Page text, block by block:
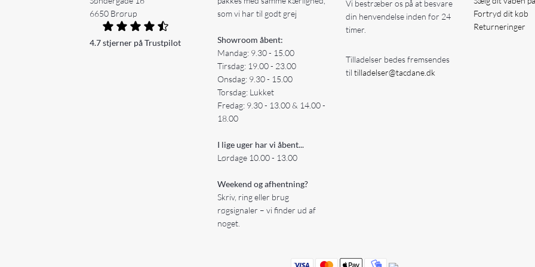
6650 Brørup
4.7 stjerner på Trustpilot
som vi har til godt grej
Showroom åbent:
Mandag: 9.30 - 15.00
Tirsdag: 19.00 - 23.00
Onsdag: 9.30 - 15.00
Torsdag: Lukket
Fredag: 9.30 - 13.00 & 14.00 -
18.00
I lige uger har vi åbent...
Lørdage 10.00 - 13.00
Weekend og afhentning?
Skriv, ring eller brug
røgsignaler – vi finder ud af
noget.
Vi bestræber os på at besvare
din henvendelse inden for 24
timer.
Tilladelser bedes fremsendes
til tilladelser@tacdane.dk
Fortryd dit køb
Returneringer